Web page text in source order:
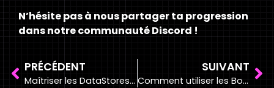
N’hésite pas à nous partager ta progression
dans notre communauté Discord !
PRÉCÉDENT
Maîtriser les DataStores sur Roblox
SUIVANT
Comment utiliser les Boucles sur Roblox Studio?